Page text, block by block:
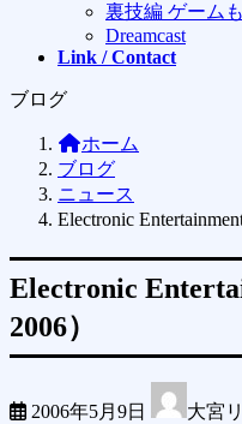
裏技編 ゲーム
Dreamcast
Link / Contact
ブログ
ホーム
ブログ
ニュース
Electronic
Electronic
2006）
2006年5月9日 大宮